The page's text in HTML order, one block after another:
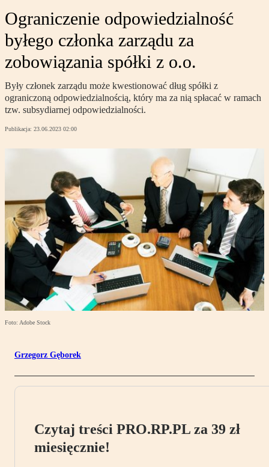
Ograniczenie odpowiedzialność
byłego członka zarządu za
zobowiązania spółki z o.o.
Były członek zarządu może kwestionować dług spółki z
ograniczoną odpowiedzialnością, który ma za nią spłacać w ramach
tzw. subsydiarnej odpowiedzialności.
Publikacja: 23.06.2023 02:00
Foto: Adobe Stock
Grzegorz Gęborek
Czytaj treści PRO.RP.PL za 39 zł
miesięcznie!